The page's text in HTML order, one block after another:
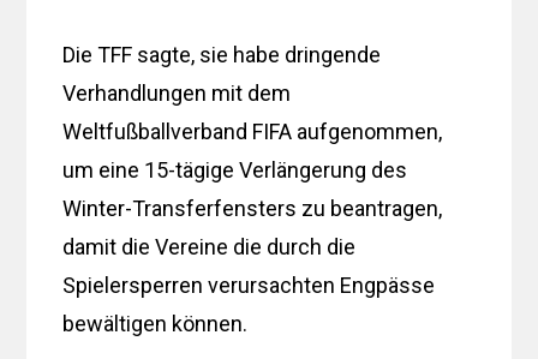
Die TFF sagte, sie habe dringende
Verhandlungen mit dem
Weltfußballverband FIFA aufgenommen,
um eine 15-tägige Verlängerung des
Winter-Transferfensters zu beantragen,
damit die Vereine die durch die
Spielersperren verursachten Engpässe
bewältigen können.